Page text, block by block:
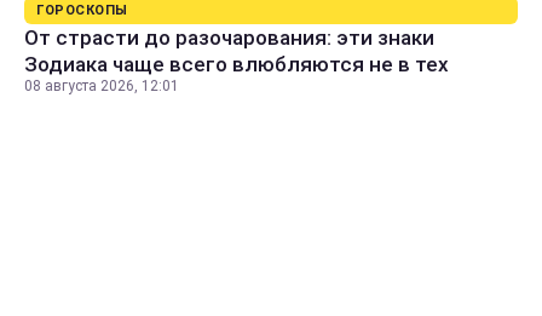
ГОРОСКОПЫ
От страсти до разочарования: эти знаки
Зодиака чаще всего влюбляются не в тех
08 августа 2026, 12:01